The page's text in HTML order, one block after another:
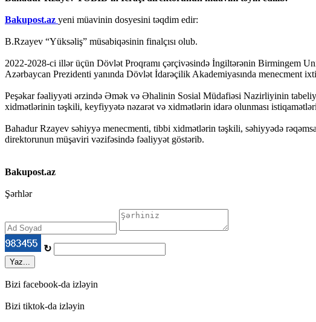
Bakupost.az yeni müavinin dosyesini təqdim edir:
B.Rzayev “Yüksəliş” müsabiqəsinin finalçısı olub.
2022-2028-ci illər üçün Dövlət Proqramı çərçivəsində İngiltərənin Birmingem
Azərbaycan Prezidenti yanında Dövlət İdarəçilik Akademiyasında menecment
Peşəkar fəaliyyəti ərzində Əmək və Əhalinin Sosial Müdafiəsi Nazirliyinin
xidmətlərinin təşkili, keyfiyyətə nəzarət və xidmətlərin idarə olunması
Bahadur Rzayev səhiyyə menecmenti, tibbi xidmətlərin təşkili, səhiyyədə
direktorunun müşaviri vəzifəsində fəaliyyət göstərib.
Bakupost.az
Şərhlər
↻
Yaz...
Bizi facebook-da izləyin
Bizi tiktok-da izləyin